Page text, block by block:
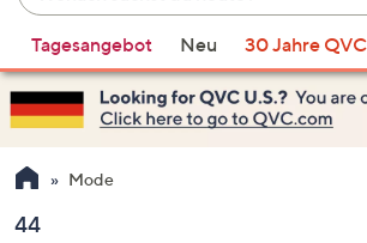
suchst
du
heute?
Vorschläge
verfügbar
sind,
verwenden
Sie
Pfeiltasten
Tagesangebot Neu 30 Jahre QVC
Mode
44